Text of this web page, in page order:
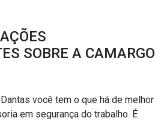
SOBRE A CAMARGO
você tem o que há de melhor
em segurança do trabalho. É